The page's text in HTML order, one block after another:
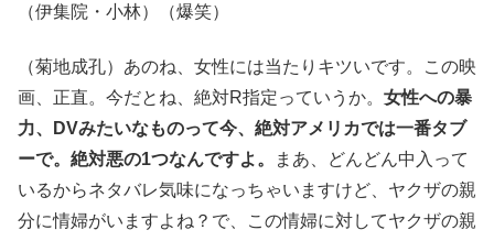
（伊集院・小林）（爆笑）
（菊地成孔）あのね、女性には当たりキツいです。この映
画、正直。今だとね、絶対R指定っていうか。 女性への暴
力、DVみたいなものって今、絶対アメリカでは一番タブ
ーで。絶対悪の1つなんですよ。
まあ、どんどん中入って
いるからネタバレ気味になっちゃいますけど、ヤクザの親
分に情婦がいますよね？で、この情婦に対してヤクザの親